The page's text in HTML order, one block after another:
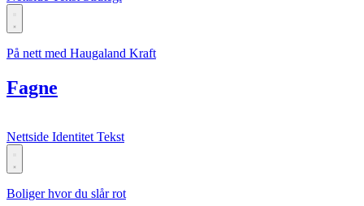
På nett med Haugaland Kraft
Fagne
Nettside Identitet Tekst
Boliger hvor du slår rot